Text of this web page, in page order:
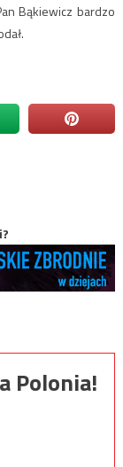
Bąkiewicz bardzo
Polonia!